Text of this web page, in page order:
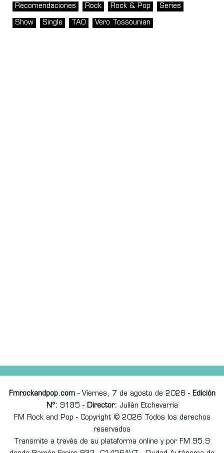
Recomendaciones Rock Rock & Pop Series
Show Single TAO Vero Tossounian
Fmrockandpop.com- Viernes, 7 de agosto de 2026 - Edición
Nº: 9185 - Director: Julián Etchevarria
FM Rock and Pop - Copyright © 2026 Todos los derechos
reservados
Transmite a través de su plataforma online y por FM 95.9